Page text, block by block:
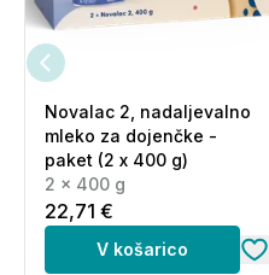
imunskim sistemom ali na
vključno pri otrocih z
driske in otrocih s
Skupaj s tem izdelkom
vitamina D.
Shranjevanje:
Shranjujte v originalni
Novalac 2, nadaljevalno
mleko za dojenčke -
paket (2 x 400 g)
2 x 400 g
22,71 €
V košarico